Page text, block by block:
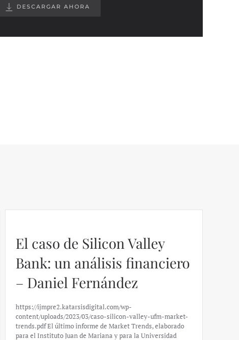
DESCARGAR AHORA
El caso de Silicon Valley
Bank: un análisis financiero
– Daniel Fernández
https://ijmpre2.katarsisdigital.com/wp-
content/uploads/2023/03/caso-silicon-valley-ufm-market-
trends.pdf El último informe de Market Trends, elaborado
para el Instituto Juan de Mariana y para la Universidad